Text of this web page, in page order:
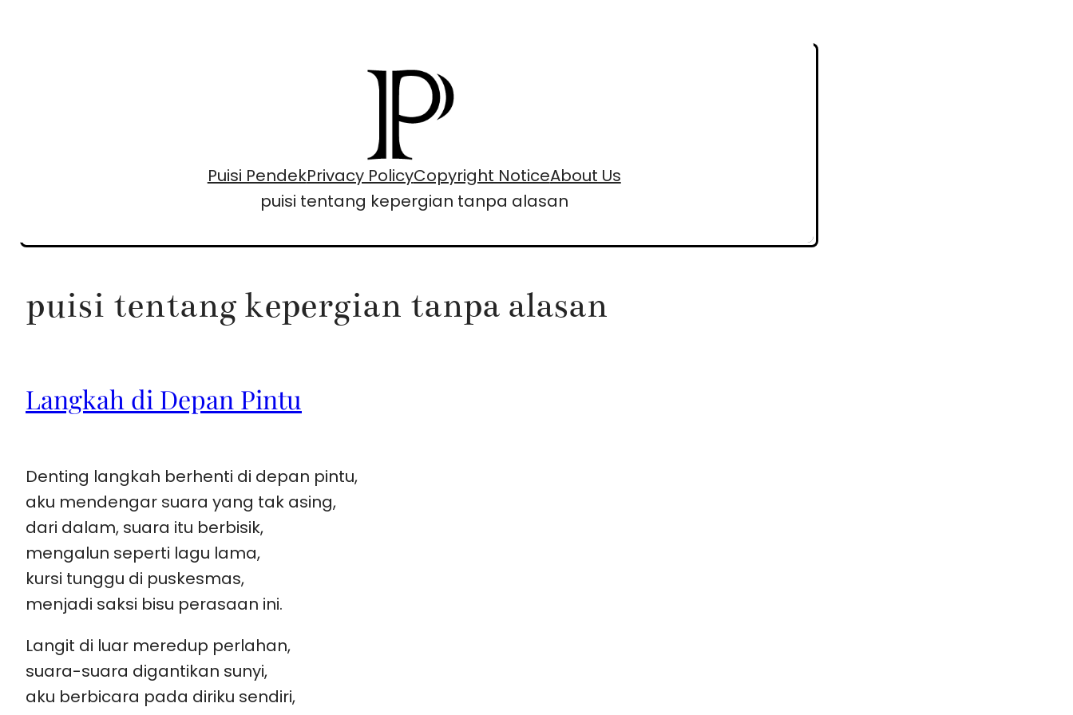
Puisi PendekPrivacy PolicyCopyright NoticeAbout Us
puisi tentang kepergian tanpa alasan
puisi tentang kepergian tanpa alasan
Langkah di Depan Pintu
Denting langkah berhenti di depan pintu,
aku mendengar suara yang tak asing,
dari dalam, suara itu berbisik,
mengalun seperti lagu lama,
kursi tunggu di puskesmas,
menjadi saksi bisu perasaan ini.
Langit di luar meredup perlahan,
suara-suara digantikan sunyi,
aku berbicara pada diriku sendiri,